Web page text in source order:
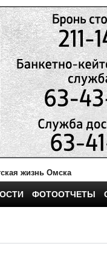
жизнь Омска
ФОТООТЧЕТЫ